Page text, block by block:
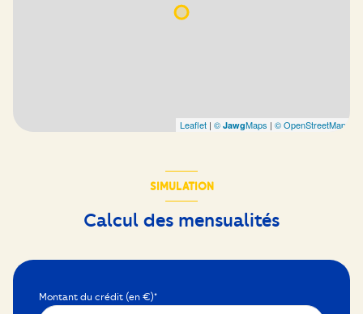
Leaflet | © JawgMaps | © OpenStreetMap
SIMULATION
Calcul des mensualités
Montant du crédit (en €)*